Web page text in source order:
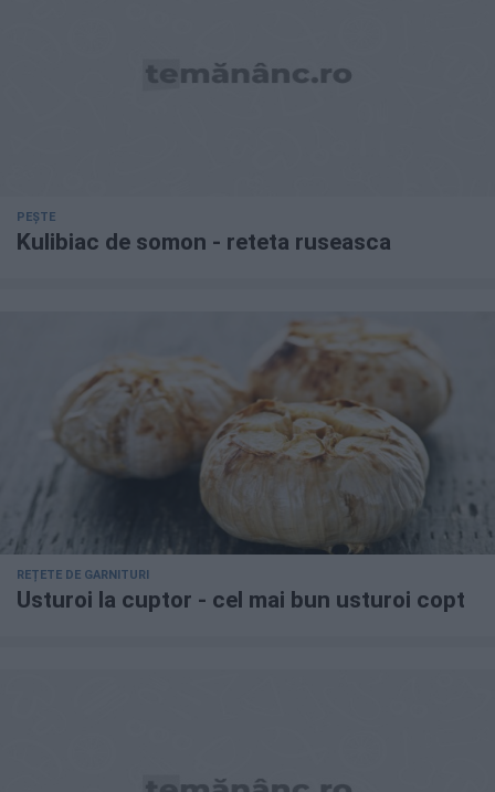
PEȘTE
Kulibiac de somon - reteta ruseasca
REȚETE DE GARNITURI
Usturoi la cuptor - cel mai bun usturoi copt